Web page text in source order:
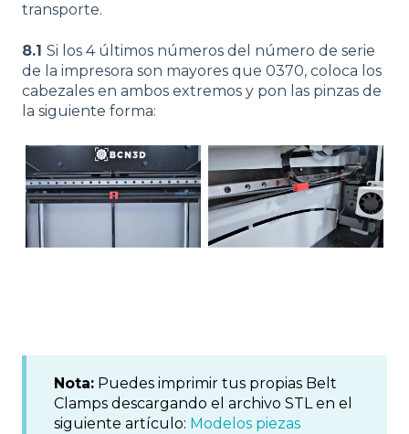
transporte.
8.1 Si los 4 últimos números del número de serie
de la impresora son mayores que 0370, coloca los
cabezales en ambos extremos y pon las pinzas de
la siguiente forma:
Nota: Puedes imprimir tus propias Belt
Clamps descargando el archivo STL en el
siguiente artículo: Modelos piezas